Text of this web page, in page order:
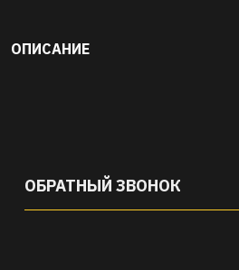
ОПИСАНИЕ
ОБРАТНЫЙ ЗВОНОК